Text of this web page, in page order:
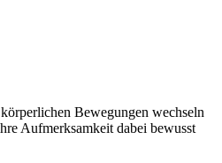
Bewegungen wechseln
Aufmerksamkeit dabei bewusst